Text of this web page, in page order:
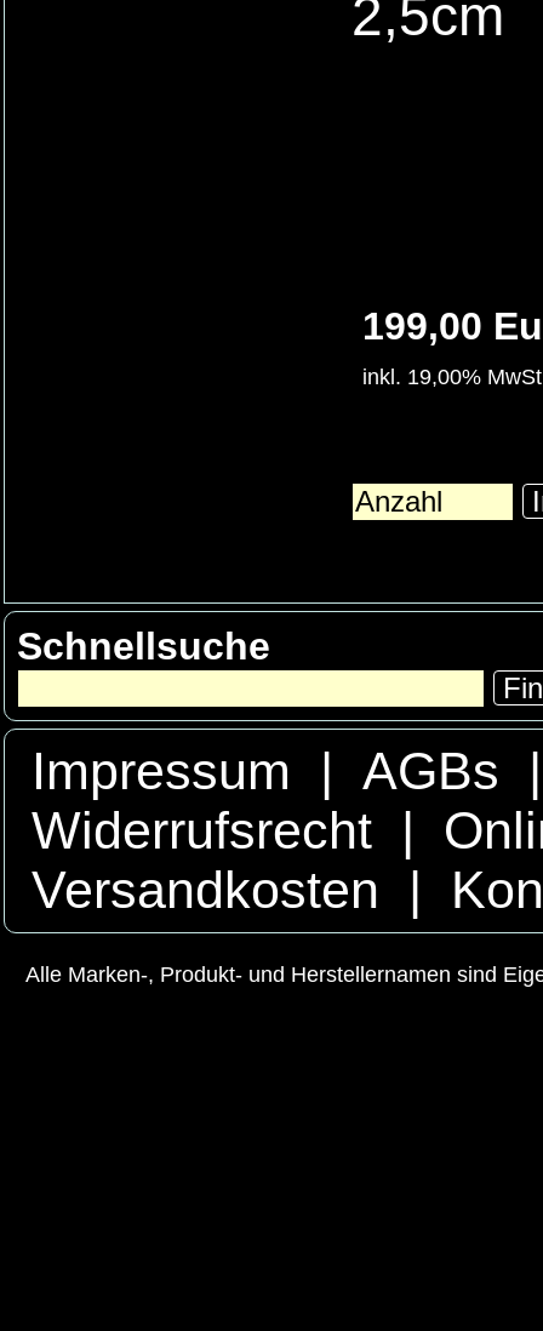
2,5cm
199,00
inkl. 19,00%
Schnellsuche
Impressum | AGBs
Widerrufsrecht |
Versandkosten
|
Alle Marken-, Produkt- und Herstellernamen sind